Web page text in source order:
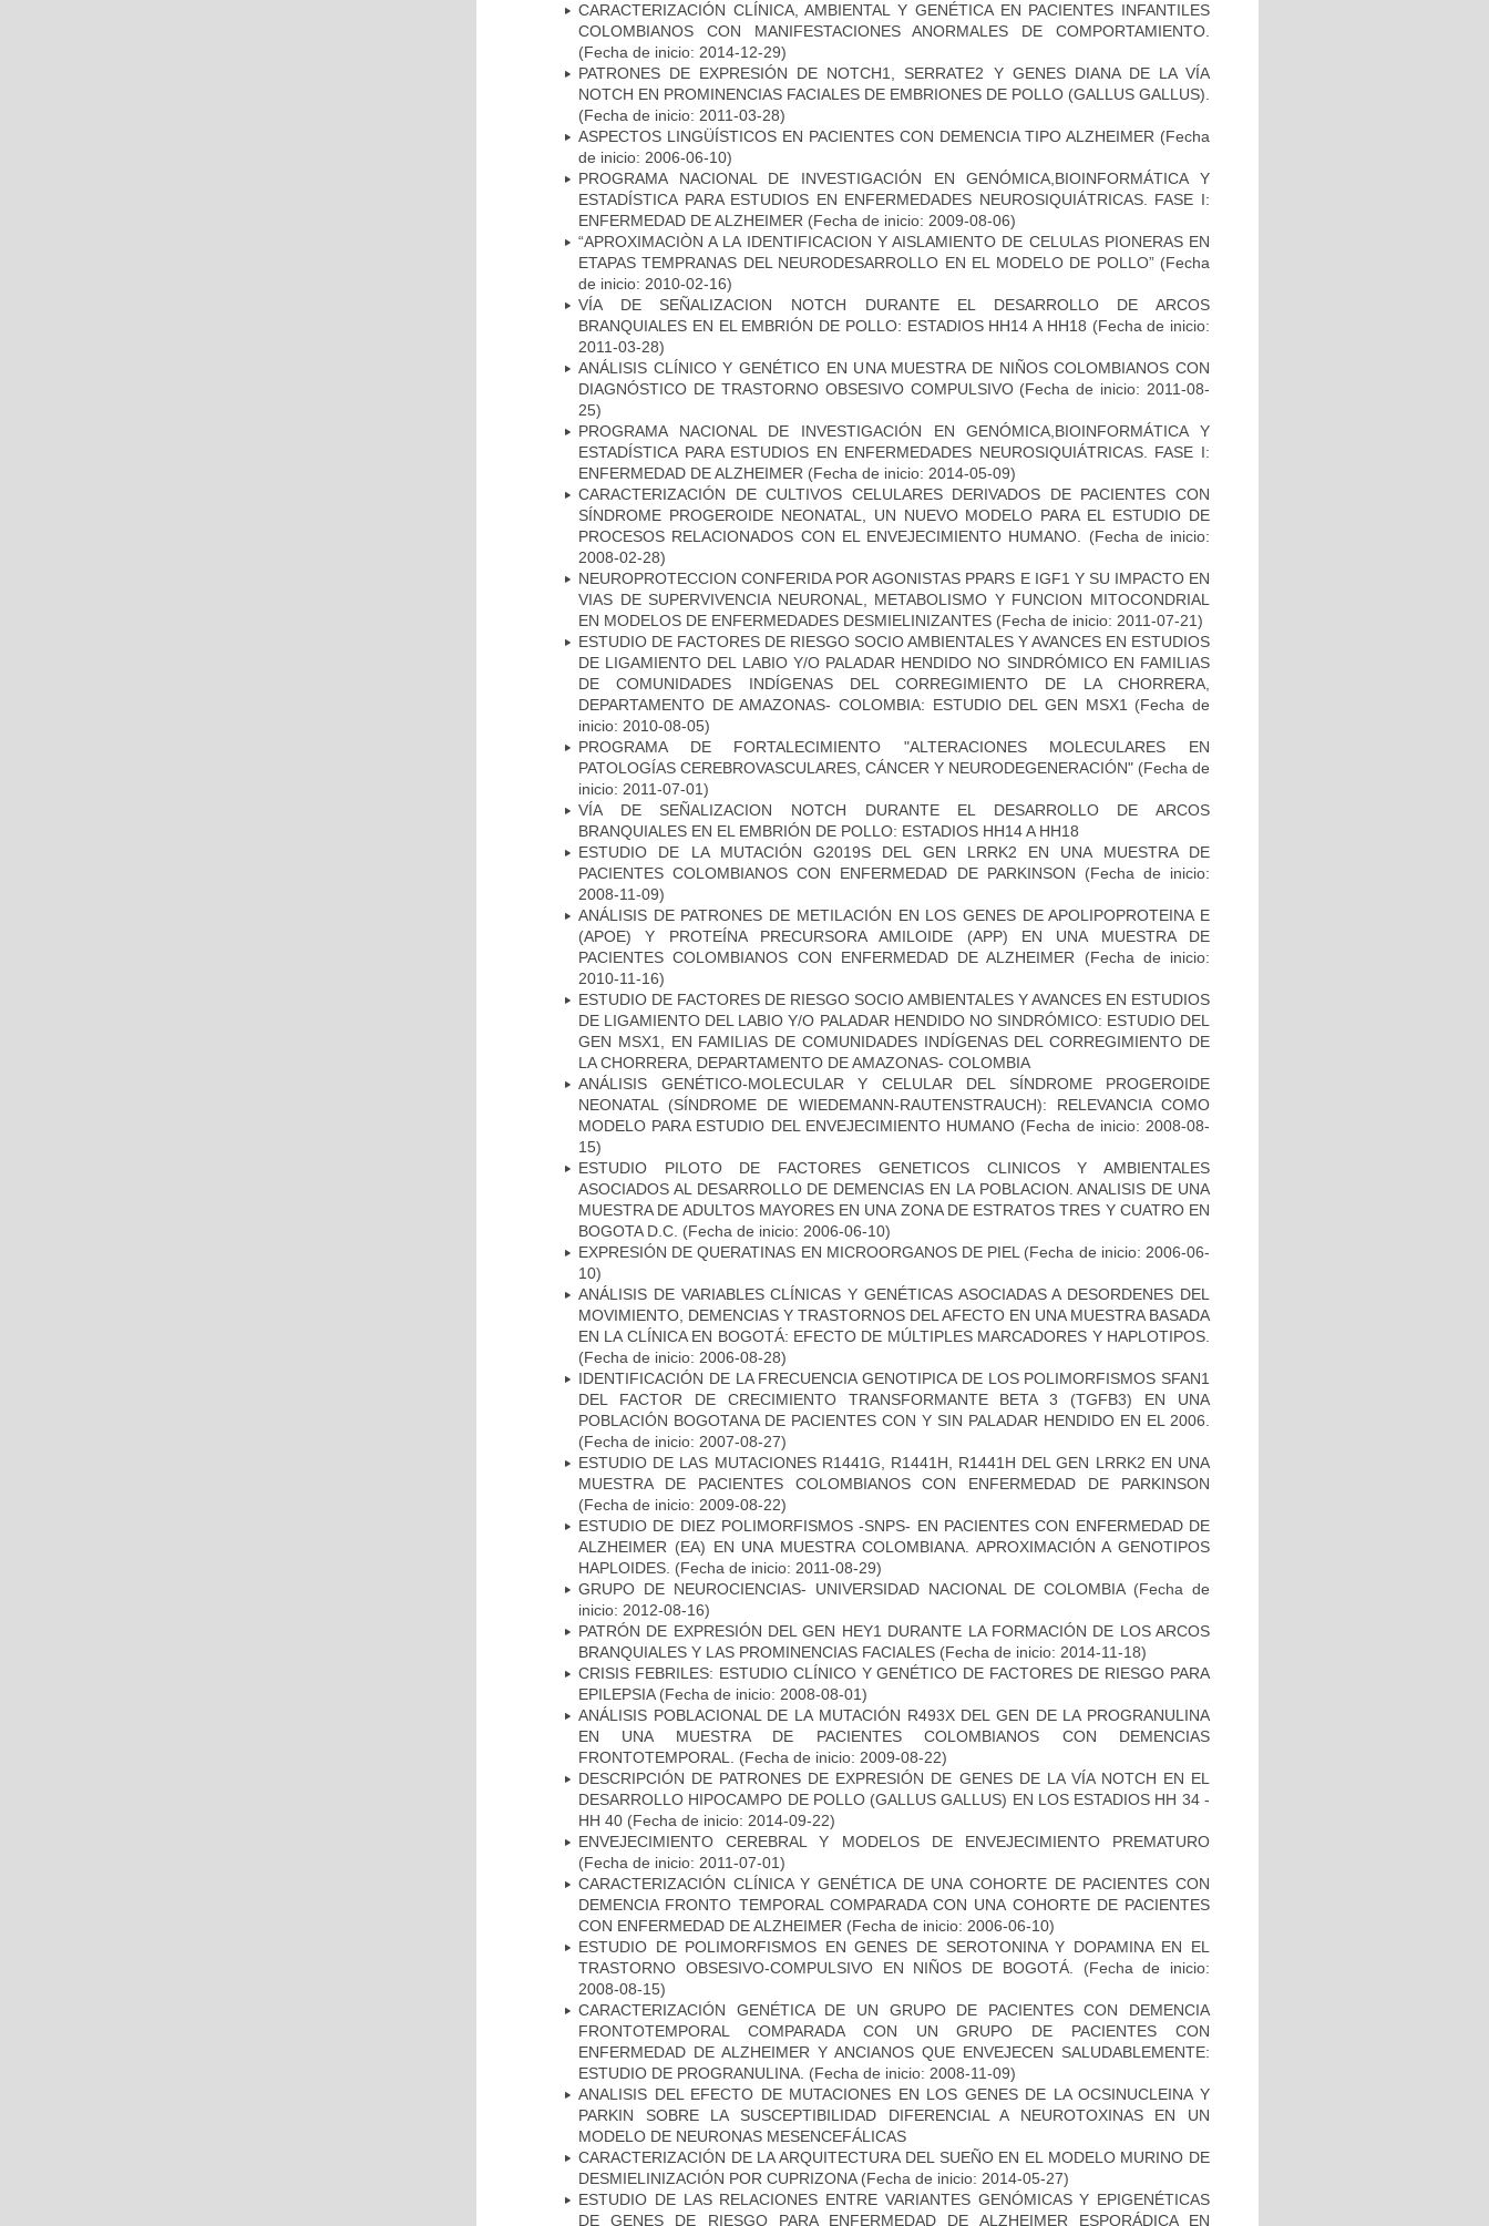
CARACTERIZACIÓN CLÍNICA, AMBIENTAL Y GENÉTICA EN PACIENTES INFANTILES
COLOMBIANOS CON MANIFESTACIONES ANORMALES DE COMPORTAMIENTO.
(Fecha de inicio: 2014-12-29)
PATRONES DE EXPRESIÓN DE NOTCH1, SERRATE2 Y GENES DIANA DE LA VÍA
NOTCH EN PROMINENCIAS FACIALES DE EMBRIONES DE POLLO (GALLUS GALLUS).
(Fecha de inicio: 2011-03-28)
ASPECTOS LINGÜÍSTICOS EN PACIENTES CON DEMENCIA TIPO ALZHEIMER (Fecha
de inicio: 2006-06-10)
PROGRAMA NACIONAL DE INVESTIGACIÓN EN GENÓMICA,BIOINFORMÁTICA Y
ESTADÍSTICA PARA ESTUDIOS EN ENFERMEDADES NEUROSIQUIÁTRICAS. FASE I:
ENFERMEDAD DE ALZHEIMER (Fecha de inicio: 2009-08-06)
“APROXIMACIÒN A LA IDENTIFICACION Y AISLAMIENTO DE CELULAS PIONERAS EN
ETAPAS TEMPRANAS DEL NEURODESARROLLO EN EL MODELO DE POLLO”(Fecha
de inicio: 2010-02-16)
VÍA DE SEÑALIZACION NOTCH DURANTE EL DESARROLLO DE ARCOS
BRANQUIALES EN EL EMBRIÓN DE POLLO: ESTADIOS HH14 A HH18 (Fecha de inicio:
2011-03-28)
ANÁLISIS CLÍNICO Y GENÉTICO EN UNA MUESTRA DE NIÑOS COLOMBIANOS CON
DIAGNÓSTICO DE TRASTORNO OBSESIVO COMPULSIVO(Fecha de inicio: 2011-08-
25)
PROGRAMA NACIONAL DE INVESTIGACIÓN EN GENÓMICA,BIOINFORMÁTICA Y
ESTADÍSTICA PARA ESTUDIOS EN ENFERMEDADES NEUROSIQUIÁTRICAS. FASE I:
ENFERMEDAD DE ALZHEIMER (Fecha de inicio: 2014-05-09)
CARACTERIZACIÓN DE CULTIVOS CELULARES DERIVADOS DE PACIENTES CON
SÍNDROME PROGEROIDE NEONATAL, UN NUEVO MODELO PARA EL ESTUDIO DE
PROCESOS RELACIONADOS CON EL ENVEJECIMIENTO HUMANO.
(Fecha de inicio:
2008-02-28)
NEUROPROTECCION CONFERIDA POR AGONISTAS PPARS E IGF1 Y SU IMPACTO EN
VIAS DE SUPERVIVENCIA NEURONAL, METABOLISMO Y FUNCION MITOCONDRIAL
EN MODELOS DE ENFERMEDADES DESMIELINIZANTES (Fecha de inicio: 2011-07-21)
ESTUDIO DE FACTORES DE RIESGO SOCIO AMBIENTALES Y AVANCES EN ESTUDIOS
DE LIGAMIENTO DEL LABIO Y/O PALADAR HENDIDO NO SINDRÓMICO EN FAMILIAS
DE COMUNIDADES INDÍGENAS DEL CORREGIMIENTO DE LA CHORRERA,
DEPARTAMENTO DE AMAZONAS- COLOMBIA: ESTUDIO DEL GEN MSX1
(Fecha de
inicio: 2010-08-05)
PROGRAMA DE FORTALECIMIENTO "ALTERACIONES MOLECULARES EN
PATOLOGÍAS CEREBROVASCULARES, CÁNCER Y NEURODEGENERACIÓN" (Fecha de
inicio: 2011-07-01)
VÍA DE SEÑALIZACION NOTCH DURANTE EL DESARROLLO DE ARCOS
BRANQUIALES EN EL EMBRIÓN DE POLLO: ESTADIOS HH14 A HH18
ESTUDIO DE LA MUTACIÓN G2019S DEL GEN LRRK2 EN UNA MUESTRA DE
PACIENTES COLOMBIANOS CON ENFERMEDAD DE PARKINSON (Fecha de inicio:
2008-11-09)
ANÁLISIS DE PATRONES DE METILACIÓN EN LOS GENES DE APOLIPOPROTEINA E
(APOE) Y PROTEÍNA PRECURSORA AMILOIDE (APP) EN UNA MUESTRA DE
PACIENTES COLOMBIANOS CON ENFERMEDAD DE ALZHEIMER (Fecha de inicio:
2010-11-16)
ESTUDIO DE FACTORES DE RIESGO SOCIO AMBIENTALES Y AVANCES EN ESTUDIOS
DE LIGAMIENTO DEL LABIO Y/O PALADAR HENDIDO NO SINDRÓMICO: ESTUDIO DEL
GEN MSX1, EN FAMILIAS DE COMUNIDADES INDÍGENAS DEL CORREGIMIENTO DE
LA CHORRERA, DEPARTAMENTO DE AMAZONAS- COLOMBIA
ANÁLISIS GENÉTICO-MOLECULAR Y CELULAR DEL SÍNDROME PROGEROIDE
NEONATAL (SÍNDROME DE WIEDEMANN-RAUTENSTRAUCH): RELEVANCIA COMO
MODELO PARA ESTUDIO DEL ENVEJECIMIENTO HUMANO (Fecha de inicio: 2008-08-
15)
ESTUDIO PILOTO DE FACTORES GENETICOS CLINICOS Y AMBIENTALES
ASOCIADOS AL DESARROLLO DE DEMENCIAS EN LA POBLACION. ANALISIS DE UNA
MUESTRA DE ADULTOS MAYORES EN UNA ZONA DE ESTRATOS TRES Y CUATRO EN
BOGOTA D.C. (Fecha de inicio: 2006-06-10)
EXPRESIÓN DE QUERATINAS EN MICROORGANOS DE PIEL (Fecha de inicio: 2006-06-
10)
ANÁLISIS DE VARIABLES CLÍNICAS Y GENÉTICAS ASOCIADAS A DESORDENES DEL
MOVIMIENTO, DEMENCIAS Y TRASTORNOS DEL AFECTO EN UNA MUESTRA BASADA
EN LA CLÍNICA EN BOGOTÁ: EFECTO DE MÚLTIPLES MARCADORES Y HAPLOTIPOS.
(Fecha de inicio: 2006-08-28)
IDENTIFICACIÓN DE LA FRECUENCIA GENOTIPICA DE LOS POLIMORFISMOS SFAN1
DEL FACTOR DE CRECIMIENTO TRANSFORMANTE BETA 3 (TGFB3) EN UNA
POBLACIÓN BOGOTANA DE PACIENTES CON Y SIN PALADAR HENDIDO EN EL 2006.
(Fecha de inicio: 2007-08-27)
ESTUDIO DE LAS MUTACIONES R1441G, R1441H, R1441H DEL GEN LRRK2 EN UNA
MUESTRA DE PACIENTES COLOMBIANOS CON ENFERMEDAD DE PARKINSON
(Fecha de inicio: 2009-08-22)
ESTUDIO DE DIEZ POLIMORFISMOS -SNPS- EN PACIENTES CON ENFERMEDAD DE
ALZHEIMER (EA) EN UNA MUESTRA COLOMBIANA. APROXIMACIÓN A GENOTIPOS
HAPLOIDES. (Fecha de inicio: 2011-08-29)
GRUPO DE NEUROCIENCIAS- UNIVERSIDAD NACIONAL DE COLOMBIA(Fecha de
inicio: 2012-08-16)
PATRÓN DE EXPRESIÓN DEL GEN HEY1 DURANTE LA FORMACIÓN DE LOS ARCOS
BRANQUIALES Y LAS PROMINENCIAS FACIALES (Fecha de inicio: 2014-11-18)
CRISIS FEBRILES: ESTUDIO CLÍNICO Y GENÉTICO DE FACTORES DE RIESGO PARA
EPILEPSIA(Fecha de inicio: 2008-08-01)
ANÁLISIS POBLACIONAL DE LA MUTACIÓN R493X DEL GEN DE LA PROGRANULINA
EN UNA MUESTRA DE PACIENTES COLOMBIANOS CON DEMENCIAS
FRONTOTEMPORAL.
(Fecha de inicio: 2009-08-22)
DESCRIPCIÓN DE PATRONES DE EXPRESIÓN DE GENES DE LA VÍA NOTCH EN EL
DESARROLLO HIPOCAMPO DE POLLO (GALLUS GALLUS) EN LOS ESTADIOS HH 34 -
HH 40 (Fecha de inicio: 2014-09-22)
ENVEJECIMIENTO CEREBRAL Y MODELOS DE ENVEJECIMIENTO PREMATURO
(Fecha de inicio: 2011-07-01)
CARACTERIZACIÓN CLÍNICA Y GENÉTICA DE UNA COHORTE DE PACIENTES CON
DEMENCIA FRONTO TEMPORAL COMPARADA CON UNA COHORTE DE PACIENTES
CON ENFERMEDAD DE ALZHEIMER (Fecha de inicio: 2006-06-10)
ESTUDIO DE POLIMORFISMOS EN GENES DE SEROTONINA Y DOPAMINA EN EL
TRASTORNO OBSESIVO-COMPULSIVO EN NIÑOS DE BOGOTÁ.
(Fecha de inicio:
2008-08-15)
CARACTERIZACIÓN GENÉTICA DE UN GRUPO DE PACIENTES CON DEMENCIA
FRONTOTEMPORAL COMPARADA CON UN GRUPO DE PACIENTES CON
ENFERMEDAD DE ALZHEIMER Y ANCIANOS QUE ENVEJECEN SALUDABLEMENTE:
ESTUDIO DE PROGRANULINA. (Fecha de inicio: 2008-11-09)
ANALISIS DEL EFECTO DE MUTACIONES EN LOS GENES DE LA OCSINUCLEINA Y
PARKIN SOBRE LA SUSCEPTIBILIDAD DIFERENCIAL A NEUROTOXINAS EN UN
MODELO DE NEURONAS MESENCEFÁLICAS
CARACTERIZACIÓN DE LA ARQUITECTURA DEL SUEÑO EN EL MODELO MURINO DE
DESMIELINIZACIÓN POR CUPRIZONA(Fecha de inicio: 2014-05-27)
ESTUDIO DE LAS RELACIONES ENTRE VARIANTES GENÓMICAS Y EPIGENÉTICAS
DE GENES DE RIESGO PARA ENFERMEDAD DE ALZHEIMER ESPORÁDICA EN